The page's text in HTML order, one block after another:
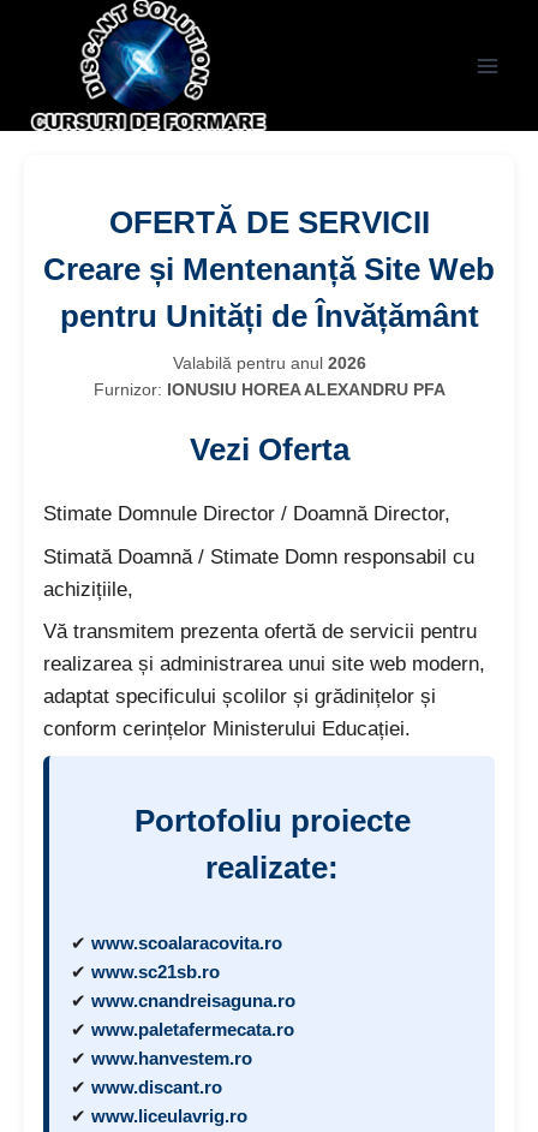
OFERTĂ DE SERVICII
Creare și Mentenanță Site Web
pentru Unități de Învățământ
Valabilă pentru anul 2026
Furnizor: IONUSIU HOREA ALEXANDRU PFA
Vezi Oferta
Stimate Domnule Director / Doamnă Director,
Stimată Doamnă / Stimate Domn responsabil cu
achizițiile,
Vă transmitem prezenta ofertă de servicii pentru
realizarea și administrarea unui site web modern,
adaptat specificului școlilor și grădinițelor și
conform cerințelor Ministerului Educației.
Portofoliu proiecte
realizate:
✔ www.scoalaracovita.ro
✔ www.sc21sb.ro
✔ www.cnandreisaguna.ro
✔ www.paletafermecata.ro
✔ www.hanvestem.ro
✔ www.discant.ro
✔ www.liceulavrig.ro